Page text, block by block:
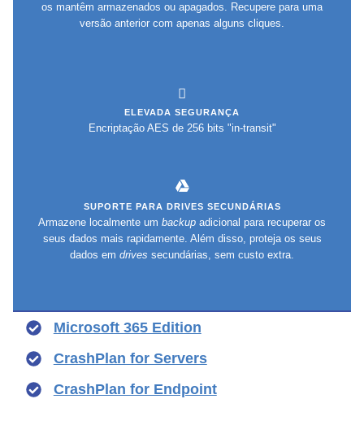
os mantêm armazenados ou apagados. Recupere para uma
versão anterior com apenas alguns cliques.
ELEVADA SEGURANÇA
Encriptação AES de 256 bits "in-transit"
SUPORTE PARA DRIVES SECUNDÁRIAS
Armazene localmente um backup adicional para recuperar os
seus dados mais rapidamente. Além disso, proteja os seus
dados em drives secundárias, sem custo extra.
Microsoft 365 Edition
CrashPlan for Servers
CrashPlan for Endpoint